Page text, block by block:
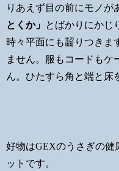
りあえず目の前にモノが
とくか」 とばかりにかじ
時々平面にも齧りつきま
ません。服もコードもケ
ん。ひたすら角と端と床
好物はGEXのうさぎの健
ットです。